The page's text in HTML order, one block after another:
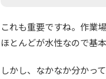
これも重要ですね。作業
ほとんどが水性なので基
しかし、なかなか分かっ